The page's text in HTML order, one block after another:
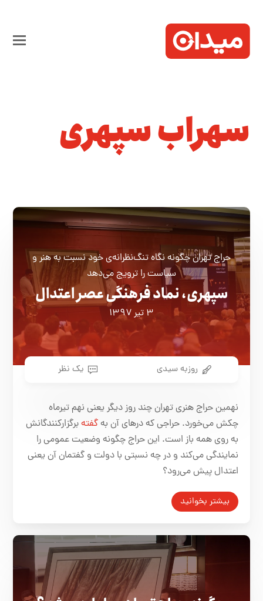
سهراب سپهری
حراج تهران چگونه نگاه تنگ‌نظرانه‌ی خود نسبت به هنر و
سیاست را ترویج می‌دهد
سپهری، نماد فرهنگی عصر اعتدال
۳ تیر ۱۳۹۷
روزبه سیدی یک نظر
نهمین حراج هنری تهران چند روز دیگر یعنی نهم تیرماه
چکش می‌خورد. حراجی که درهای آن بهگفتهبرگزارکنندگانش
به روی همه باز است. این حراج چگونه وضعیت عمومی را
نمایندگی می‌کند و در چه نسبتی با دولت و گفتمان آن یعنی
اعتدال پیش می‌رود؟
بیشتر بخوانید